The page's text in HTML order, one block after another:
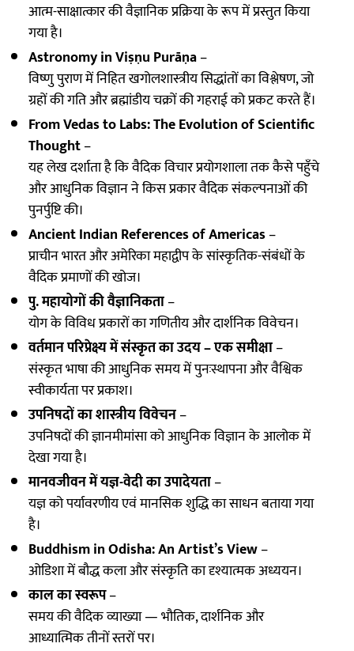
आत्म-साक्षात्कार की वैज्ञानिक प्रक्रिया के रूप में प्रस्तुत किया
गया है।
Astronomy in Viṣṇu Purāṇa–
विष्णु पुराण में निहित खगोलशास्त्रीय सिद्धांतों का विश्लेषण, जो
ग्रहों की गति और ब्रह्मांडीय चक्रों की गहराई को प्रकट करते हैं।
From Vedas to Labs: The Evolution of Scientific
Thought–
यह लेख दर्शाता है कि वैदिक विचार प्रयोगशाला तक कैसे पहुँचे
और आधुनिक विज्ञान ने किस प्रकार वैदिक संकल्पनाओं की
पुनर्पुष्टि की।
Ancient Indian References of Americas–
प्राचीन भारत और अमेरिका महाद्वीप के सांस्कृतिक-संबंधों के
वैदिक प्रमाणों की खोज।
पु. महायोगों की वैज्ञानिकता–
योग के विविध प्रकारों का गणितीय और दार्शनिक विवेचन।
वर्तमान परिप्रेक्ष्य में संस्कृत का उदय – एक समीक्षा–
संस्कृत भाषा की आधुनिक समय में पुनःस्थापना और वैश्विक
स्वीकार्यता पर प्रकाश।
उपनिषदों का शास्त्रीय विवेचन–
उपनिषदों की ज्ञानमीमांसा को आधुनिक विज्ञान के आलोक में
देखा गया है।
मानवजीवन में यज्ञ-वेदी का उपादेयता–
यज्ञ को पर्यावरणीय एवं मानसिक शुद्धि का साधन बताया गया
है।
Buddhism in Odisha: An Artist’s View–
ओडिशा में बौद्ध कला और संस्कृति का दृश्यात्मक अध्ययन।
काल का स्वरूप–
समय की वैदिक व्याख्या — भौतिक, दार्शनिक और
आध्यात्मिक तीनों स्तरों पर।